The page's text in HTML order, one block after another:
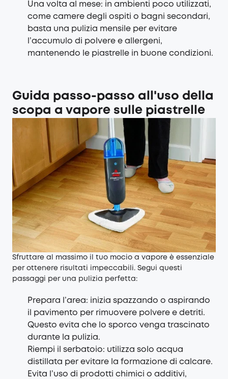
Una volta al mese: in ambienti poco utilizzati,
come camere degli ospiti o bagni secondari,
basta una pulizia mensile per evitare
l’accumulo di polvere e allergeni,
mantenendo le piastrelle in buone condizioni.
Guida passo-passo all'uso della
scopa a vapore sulle piastrelle
Sfruttare al massimo il tuo mocio a vapore è essenziale
per ottenere risultati impeccabili. Segui questi
passaggi per una pulizia perfetta:
Prepara l’area: inizia spazzando o aspirando
il pavimento per rimuovere polvere e detriti.
Questo evita che lo sporco venga trascinato
durante la pulizia.
Riempi il serbatoio: utilizza solo acqua
distillata per evitare la formazione di calcare.
Evita l’uso di prodotti chimici o additivi,